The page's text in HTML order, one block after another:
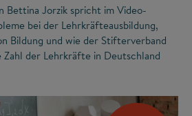
Bettina Jorzik spricht im Video-
bei der Lehrkräfteausbildung,
Bildung und wie der Stifterverband
der Lehrkräfte in Deutschland